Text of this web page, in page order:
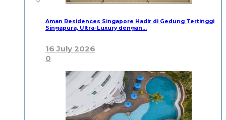
Aman Residences Singapore Hadir di Gedung Tertinggi
Singapura, Ultra-Luxury dengan…
16 July 2026
0